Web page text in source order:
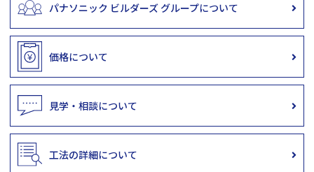
パナソニック ビルダーズ グループについて
価格について
見学・相談について
工法の詳細について